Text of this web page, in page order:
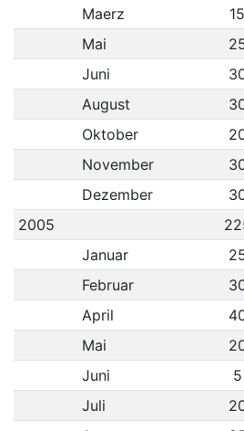
Maerz
15
Mai
Juni
August
Oktober
November
Dezember
2005
Januar
Februar
April
Mai
Juni
5
Juli